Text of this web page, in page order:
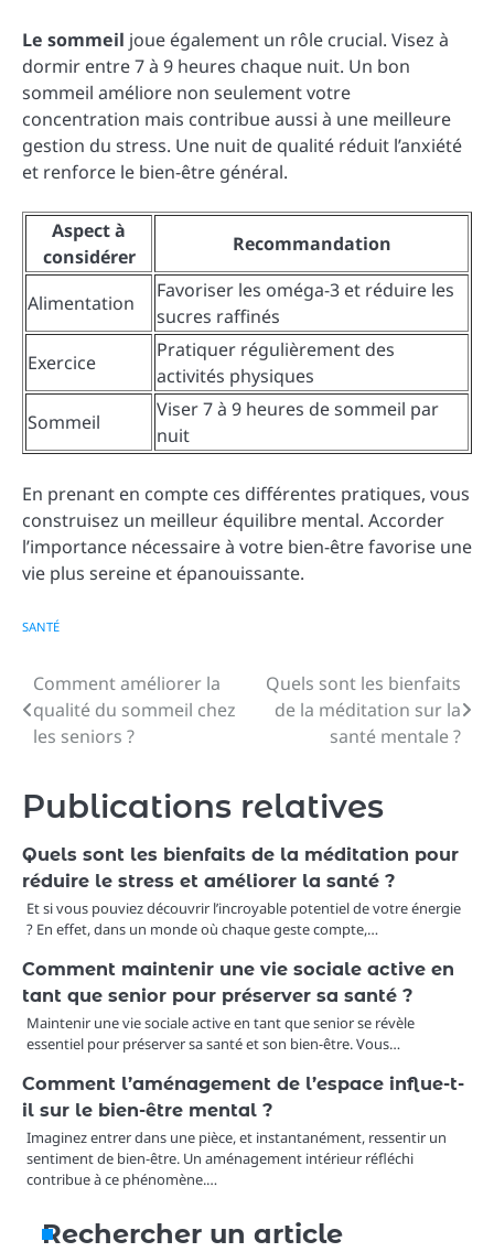
Le sommeil joue également un rôle crucial. Visez à
dormir entre 7 à 9 heures chaque nuit. Un bon
sommeil améliore non seulement votre
concentration mais contribue aussi à une meilleure
gestion du stress. Une nuit de qualité réduit l’anxiété
et renforce le bien-être général.
Aspect à
considérer
Recommandation
Alimentation
Favoriser les oméga-3 et réduire les
sucres raffinés
Exercice
Pratiquer régulièrement des
activités physiques
Sommeil
Viser 7 à 9 heures de sommeil par
nuit
En prenant en compte ces différentes pratiques, vous
construisez un meilleur équilibre mental. Accorder
l’importance nécessaire à votre bien-être favorise une
vie plus sereine et épanouissante.
SANTÉ
Navigation
de
Comment améliorer la
qualité du sommeil chez
les seniors ?
Quels sont les bienfaits
de la méditation sur la
santé mentale ?
Publications relatives
Quels sont les bienfaits de la méditation pour
réduire le stress et améliorer la santé ?
Et si vous pouviez découvrir l’incroyable potentiel de votre énergie
? En effet, dans un monde où chaque geste compte,…
Comment maintenir une vie sociale active en
tant que senior pour préserver sa santé ?
Maintenir une vie sociale active en tant que senior se révèle
essentiel pour préserver sa santé et son bien-être. Vous…
Comment l’aménagement de l’espace influe-t-
il sur le bien-être mental ?
Imaginez entrer dans une pièce, et instantanément, ressentir un
sentiment de bien-être. Un aménagement intérieur réfléchi
contribue à ce phénomène.…
Rechercher un article